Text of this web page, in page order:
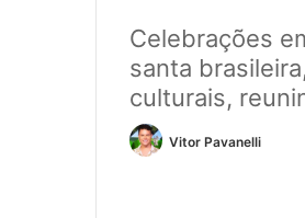
Celebrações
santa
culturais,
Vitor Pavanelli